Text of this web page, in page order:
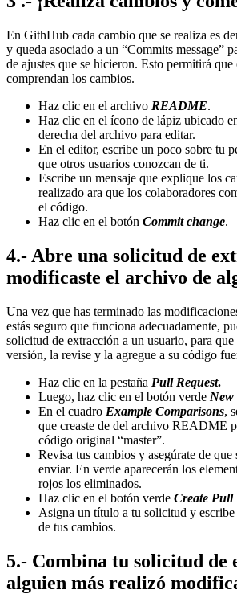
En GithHub cada cambio que se realiza es
y queda asociado a un “Commits message”
de ajustes que se hicieron. Esto permitirá
comprendan los cambios.
Haz clic en el archivo README.
Haz clic en el ícono de lápiz ubicado
derecha del archivo para editar.
En el editor, escribe un poco sobre tu
que otros usuarios conozcan de ti.
Escribe un mensaje que explique los
realizado ara que los colaboradores
el código.
Haz clic en el botón Commit change.
4.- Abre una solicitud de
modificaste el archivo de
Una vez que has terminado las
estás seguro que funciona adecuadamente,
solicitud de extracción a un usuario, para que
versión, la revise y la agregue a su código
Haz clic en la pestaña Pull Request.
Luego, haz clic en el botón verde New
En el cuadro Example Comparisons,
que creaste de del archivo README
código original “master”.
Revisa tus cambios y asegúrate de que
enviar. En verde aparecerán los
rojos los eliminados.
Haz clic en el botón verde Create Pull
Asigna un título a tu solicitud y
de tus cambios.
5.- Combina tu solicitud de
alguien más realizó